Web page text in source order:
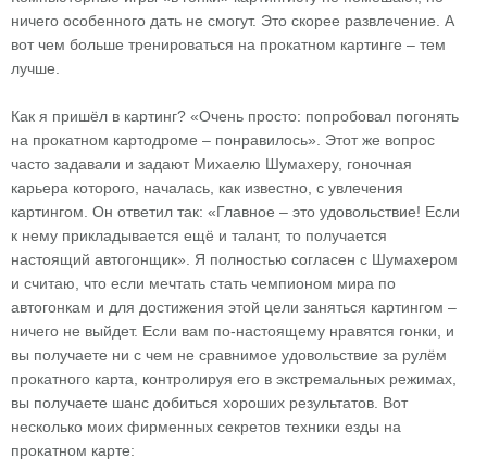
ничего особенного дать не смогут. Это скорее развлечение. А
вот чем больше тренироваться на прокатном картинге – тем
лучше.
Как я пришёл в картинг? «Очень просто: попробовал погонять
на прокатном картодроме – понравилось». Этот же вопрос
часто задавали и задают Михаелю Шумахеру, гоночная
карьера которого, началась, как известно, с увлечения
картингом. Он ответил так: «Главное – это удовольствие! Если
к нему прикладывается ещё и талант, то получается
настоящий автогонщик». Я полностью согласен с Шумахером
и считаю, что если мечтать стать чемпионом мира по
автогонкам и для достижения этой цели заняться картингом –
ничего не выйдет. Если вам по-настоящему нравятся гонки, и
вы получаете ни с чем не сравнимое удовольствие за рулём
прокатного карта, контролируя его в экстремальных режимах,
вы получаете шанс добиться хороших результатов. Вот
несколько моих фирменных секретов техники езды на
прокатном карте: